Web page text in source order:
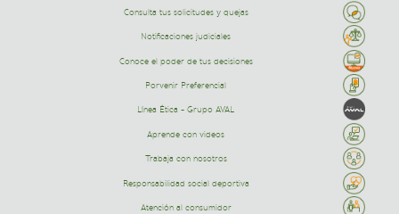
Consulta tus solicitudes y quejas
Notificaciones judiciales
Conoce el poder de tus decisiones
Porvenir Preferencial
Línea Ética - Grupo AVAL
Aprende con videos
Trabaja con nosotros
Responsabilidad social deportiva
Atención al consumidor